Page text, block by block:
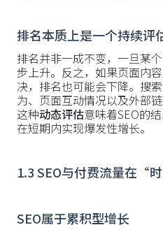
排名本质上是一个持续评
排名并非一成不变，一旦某
步上升。反之，如果页面内
决，排名也可能会下降。搜
为、页面互动情况以及外部
这种动态评估意味着SEO的
在短期内实现爆发性增长。
1.3 SEO与付费流量在“
SEO属于累积型增长